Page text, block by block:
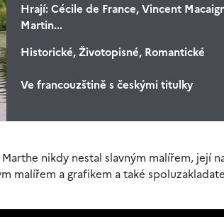
Hrají:Cécile de France, Vincent
Martin...
Historické, Životopisné, Romantické
Ve francouzštině s českými titulky
nikdy nestal slavným malířem, její
malířem a grafikem a také